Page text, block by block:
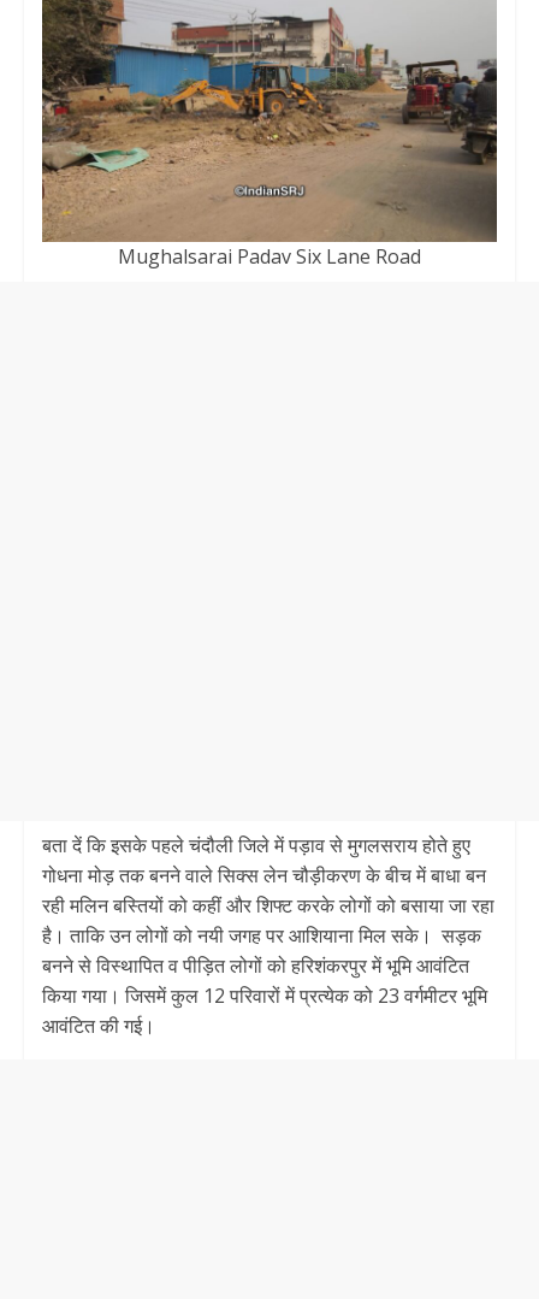
Mughalsarai Padav Six Lane Road
बता दें कि इसके पहले चंदौली जिले में पड़ाव से मुगलसराय होते हुए
गोधना मोड़ तक बनने वाले सिक्स लेन चौड़ीकरण के बीच में बाधा बन
रही मलिन बस्तियों को कहीं और शिफ्ट करके लोगों को बसाया जा रहा
है। ताकि उन लोगों को नयी जगह पर आशियाना मिल सके। सड़क
बनने से विस्थापित व पीड़ित लोगों को हरिशंकरपुर में भूमि आवंटित
किया गया। जिसमें कुल 12 परिवारों में प्रत्येक को 23 वर्गमीटर भूमि
आवंटित की गई।